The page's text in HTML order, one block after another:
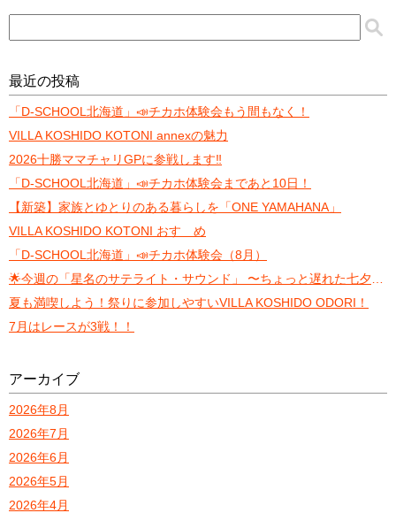
最近の投稿
「D-SCHOOL北海道」📣チカホ体験会もう間もなく！
VILLA KOSHIDO KOTONI annexの魅力
2026十勝ママチャリGPに参戦します‼️
「D-SCHOOL北海道」📣チカホ体験会まであと10日！
【新築】家族とゆとりのある暮らしを「ONE YAMAHANA」
VILLA KOSHIDO KOTONI おすゝめ
「D-SCHOOL北海道」📣チカホ体験会（8月）
夏も満喫しよう！祭りに参加しやすいVILLA KOSHIDO ODORI！
7月はレースが3戦！！
アーカイブ
2026年8月
2026年7月
2026年6月
2026年5月
2026年4月